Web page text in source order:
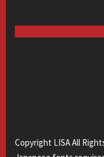
Copyright LISA All